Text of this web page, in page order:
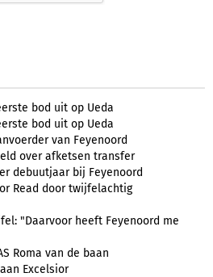
bod uit op Ueda
bod uit op Ueda
van Feyenoord
over afketsen transfer
debuutjaar bij Feyenoord
Read door twijfelachtig
"Daarvoor heeft Feyenoord me
Roma van de baan
Excelsior